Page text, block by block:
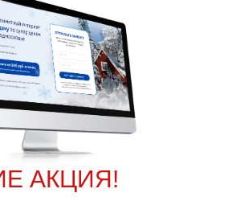
АКЦИЯ!